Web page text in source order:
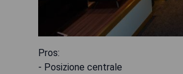
Pros:
- Posizione centrale